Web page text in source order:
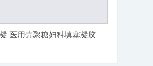
医用壳聚糖妇科填塞凝胶